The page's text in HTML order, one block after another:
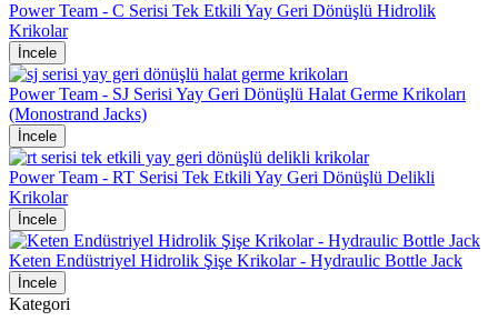
Power Team - C Serisi Tek Etkili Yay Geri Dönüşlü Hidrolik
Krikolar
İncele
Power Team - SJ Serisi Yay Geri Dönüşlü Halat Germe Krikoları
(Monostrand Jacks)
İncele
Power Team - RT Serisi Tek Etkili Yay Geri Dönüşlü Delikli
Krikolar
İncele
Keten Endüstriyel Hidrolik Şişe Krikolar - Hydraulic Bottle Jack
İncele
Kategori